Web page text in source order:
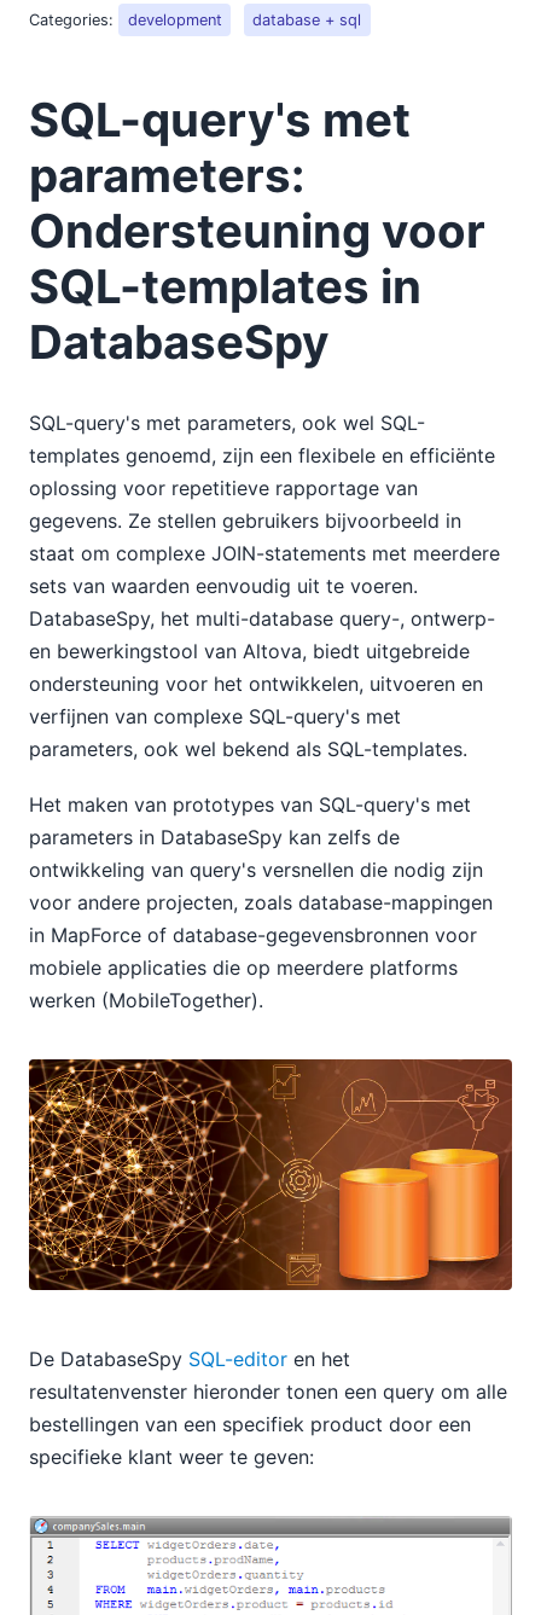
Categories: development database + sql
SQL-query's met
parameters:
Ondersteuning voor
SQL-templates in
DatabaseSpy
SQL-query's met parameters, ook wel SQL-
templates genoemd, zijn een flexibele en efficiënte
oplossing voor repetitieve rapportage van
gegevens. Ze stellen gebruikers bijvoorbeeld in
staat om complexe JOIN-statements met meerdere
sets van waarden eenvoudig uit te voeren.
DatabaseSpy, het multi-database query-, ontwerp-
en bewerkingstool van Altova, biedt uitgebreide
ondersteuning voor het ontwikkelen, uitvoeren en
verfijnen van complexe SQL-query's met
parameters, ook wel bekend als SQL-templates.
Het maken van prototypes van SQL-query's met
parameters in DatabaseSpy kan zelfs de
ontwikkeling van query's versnellen die nodig zijn
voor andere projecten, zoals database-mappingen
in MapForce of database-gegevensbronnen voor
mobiele applicaties die op meerdere platforms
werken (MobileTogether).
De DatabaseSpy SQL-editor en het
resultatenvenster hieronder tonen een query om alle
bestellingen van een specifiek product door een
specifieke klant weer te geven: